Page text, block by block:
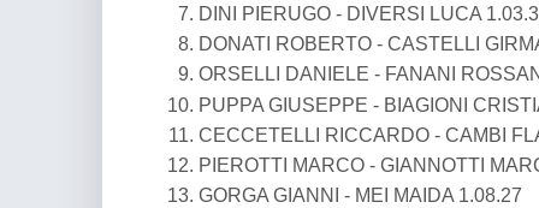
DINI PIERUGO - DIVERSI LUCA
DONATI ROBERTO - CASTELLI
ORSELLI DANIELE - FANANI
PUPPA GIUSEPPE - BIAGIONI
CECCETELLI RICCARDO - CAMBI
PIEROTTI MARCO - GIANNOTTI
GORGA GIANNI - MEI MAIDA 1.08.27